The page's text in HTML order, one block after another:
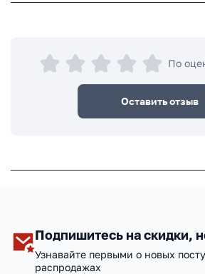
По
Оставить отзыв
Подпишитесь на скидки,
Узнавайте первыми о новых
распродажах